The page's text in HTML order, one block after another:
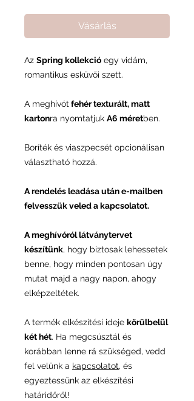
Vásárlás
Az Spring kollekció egy vidám,
romantikus esküvői szett.
A meghívótfehér texturált, matt
kartonra nyomtatjuk A6 méretben.
Boríték és viaszpecsét opcionálisan
választható hozzá.
A rendelés leadása után e-mailben
felvesszük veled a kapcsolatot.
A meghívóról látványtervet
készítünk, hogy biztosak lehessetek
benne, hogy minden pontosan úgy
mutat majd a nagy napon, ahogy
elképzeltétek.
A termék elkészítési ideje körülbelül
két hét. Ha megcsúsztál és
korábban lenne rá szükséged, vedd
fel velünk a kapcsolatot, és
egyeztessünk az elkészítési
határidőről!